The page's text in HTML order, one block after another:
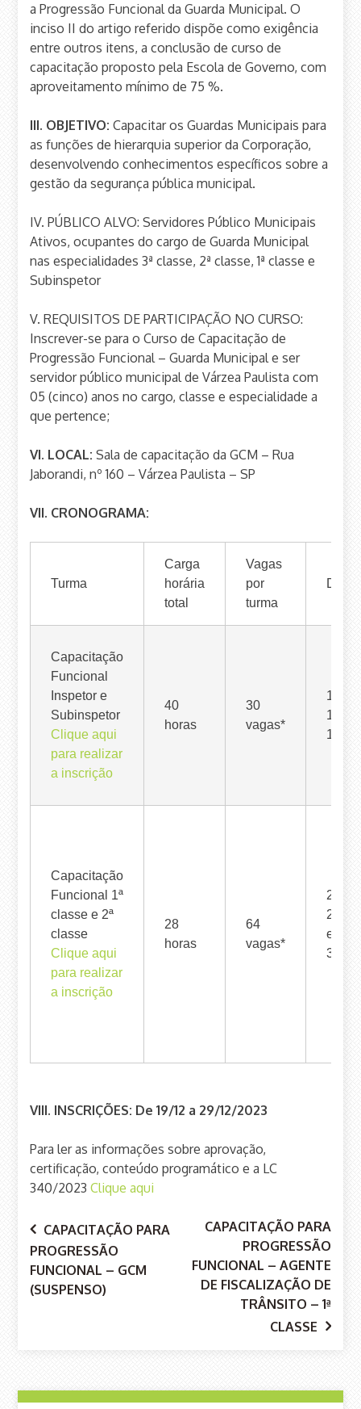
a Progressão Funcional da Guarda Municipal. O
inciso II do artigo referido dispõe como exigência
entre outros itens, a conclusão de curso de
capacitação proposto pela Escola de Governo, com
aproveitamento mínimo de 75 %.
III. OBJETIVO:Capacitar os Guardas Municipais para
as funções de hierarquia superior da Corporação,
desenvolvendo conhecimentos específicos sobre a
gestão da segurança pública municipal.
IV. PÚBLICO ALVO: Servidores Público Municipais
Ativos, ocupantes do cargo de Guarda Municipal
nas especialidades 3ª classe, 2ª classe, 1ª classe e
Subinspetor
V. REQUISITOS DE PARTICIPAÇÃO NO CURSO:
Inscrever-se para o Curso de Capacitação de
Progressão Funcional – Guarda Municipal e ser
servidor público municipal de Várzea Paulista com
05 (cinco) anos no cargo, classe e especialidade a
que pertence;
VI. LOCAL:Sala de capacitação da GCM – Rua
Jaborandi, nº 160 – Várzea Paulista – SP
VII. CRONOGRAMA:
Turma
Carga
horária
total
Vagas
por
turma
Datas
Capacitação
Funcional
Inspetor e
Subinspetor
Clique aqui
para realizar
a inscrição
40
horas
30
vagas*
15,
18,
19/
Capacitação
Funcional 1ª
classe e 2ª
classe
Clique aqui
para realizar
a inscrição
28
horas
64
vagas*
22,
25,
e
30/
VIII. INSCRIÇÕES: De 19/12 a 29/12/2023
Para ler as informações sobre aprovação,
certificação, conteúdo programático e a LC
340/2023Clique aqui
Navegação
CAPACITAÇÃO PARA
PROGRESSÃO
FUNCIONAL – GCM
(SUSPENSO)
CAPACITAÇÃO PARA
PROGRESSÃO
FUNCIONAL – AGENTE
DE FISCALIZAÇÃO DE
TRÂNSITO – 1ª
CLASSE